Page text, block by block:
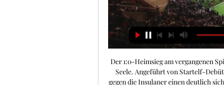
Der 1:0-Heimsieg am vergangenen Spieltag gegen UD Las Palmas war daher Balsam für die Seele. Angeführt von Startelf-Debütant Ramos machte die Defensive der „Rojiblancos“ gegen die Insulaner einen deutlich sichereren Eindruck. Wettfreunde Quotenanalyse Neben den attraktiven Quoten auf einen andalusischen Favoritensieg bieten sich auch andere Wetten an, die von einem erfolgreichen Abend für die Hausherren ausgehen. So wird das Ereignis, das Sevilla wie im letzten Spiel gegen Las Palmas zu Null gewinnt, mit Quoten um 3. 

Lukebakio may also have played his way into a start over Suso on the right-hand side thanks to his winner against Las Palmas, while Youssef En-Nesyri - who scored against Man City in the Super Cup - should displace Rafa Mir in the number nine role. Meanwhile, Lens' long-term ACL victims Jimmy Cabot and Wuilker Farinez remain out of contention for the time being, while David Costa is missing with a shoulder concern, but Nampalys Mendy is in the squad after recovering from a thigh concern. On a brighter note, Argentinian defender Facundo Medina will return from a domestic suspension to join Kevin Danso and Jonathan Gradit in a familiar back three, although Deiver Machado and Ruben Aguilar are at risk of losing their places out wide to Faitout Maouassa and Przemyslaw Frankowski. 

Mit Sevilla und Eindhoven wird man sich in Gruppe B aller Voraussicht nach um Platz 2 hinter Arsenal London streiten. Jetzt bei Bet3000: Bis zu 100 Euro Bonus Anbieter: Bet3000 | 18+ | AGB beachten Umbruch und Krise bei den Nordfranzosen Im Sommer mussten „Les Sang et Or“ (Blut und Gold) mit Stürmer Loïs Openda und Mittelfeldspieler Seko Fofana zwei der absoluten Leistungsträger der Vorsaison ziehen lassen. Während sich Openda im Gegenzug einer Ablöse von 38, 5 Millionen € RasenBallsport Leipzig anschloss, ging Fofana für eine Ablöse von 25 Millionen € nach Saudi-Arabien. Die üppigen Einnahmen wurden fast vollständig reinvestiert. Mit Andy Diouf (20) kam für 14 Millionen € etwa ein talentierter Achter vom FC Basel, der die Fofana-Nachfolge antreten soll. 

Mehr Spaß mit Freebets! Im Gegensatz zu Lens musste man im Sommer keinen größeren Umbruch gestalten. Dazu ist die Mannschaft von Trainer José Luis Mendilibar deutlich erfahrener in internationalen Pokalspielen. Während der Lens-Kader in diesen nur auf 15. 651 Minuten Einsatzzeit zurückblicken kann, sind es bei den Sevilla-Spielern satte 101. 838 Minuten! Während Sevilla am vergangenen Wochenende erstmals die Null halten konnte, ist Lens dieses Kunststück bislang noch nicht gelungen. Zu allem Überfluss lahmt die eigene Offensive und man blieb die letzten 180 Minuten ohne eigenes Tor. Die Ergebnisse der letzten Spiele: Mein Tipp: Alles in allem ist die Krise der Franzosen als deutlich schwerwiegender zu bewerten als die der Andalusier. 

Fußball-Fans, die dieses spannende Spiel nicht verpassen wollen, müssen zur 22:00 auf SKY Sport 256 HD schauen, um die Action live auf ihrem Fernseher, Computer oder Mobilgerät zu verfolgen. TV-Kanäle - Wo kann ich FC Sevilla - RC Lens sehen? Unten finden Sie heraus, wo Sie FC Sevilla live online sehen können. ProTipster stellt Daten zur Verfügung, auf welchem Kanal Sie das Spiel im Fernsehen sehen können. (Fußball) Fans können das Spiel zwischen FC Sevilla und RC Lens live um (22:00) auf SKY Sport 256 HD oder online im Internet verfolgen. Ein kostenloser Live-Stream wird auf bet365 nur für registrierte Kunden verfügbar sein. Unten finden Sie den Sendeplan für FC Sevilla vs RC Lens. TV Übertragung: SKY Sport 256 HD Livestream Online: Bet365 Wann? 2023-09-20, 22:00 FC Sevilla - RC Lens - kostenlose Live Streams Um auf das bet365-Live-Streaming zuzugreifen und Ihre Lieblingssportereignisse zu sehen, müssen Sie ein aktives bet365-Konto haben. 

Direkter Vergleich | RC Lens - Sevilla FC 01.09.2023 — Direkter Vergleich ; Begegnungen: 0 ; Siege RC Lens: 0 ; Siege Sevilla FC: 0 ; Torverhältnis: 0 : 0 ...

RC Lens gegen FC Sevilla Ergebnisse, H2H Statistiken Verfolge RC Lens gegen FC Sevilla, Ergebnisse, H2H